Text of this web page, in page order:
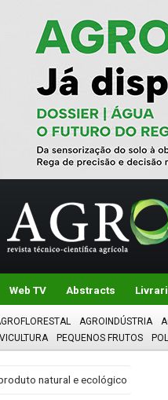
Web TV Abstracts
AGROINDÚSTRIA
PEQUENOS FRUTOS
natural e ecológico